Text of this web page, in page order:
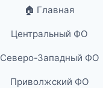
🏠 Главная
Центральный ФО
Северо-Западный ФО
Приволжский ФО